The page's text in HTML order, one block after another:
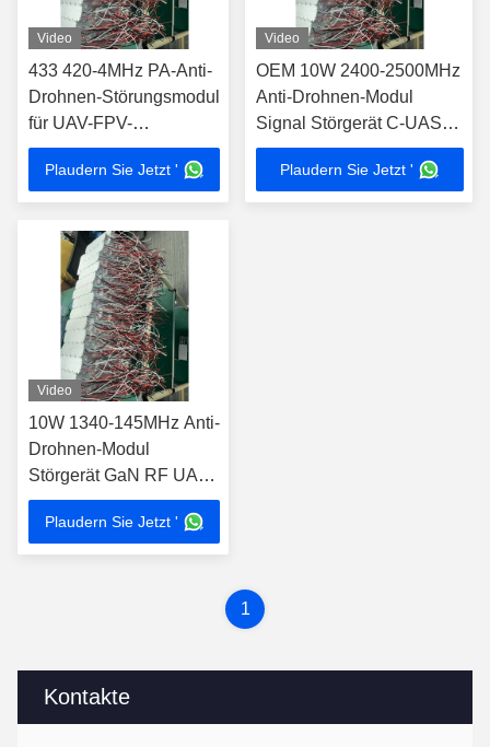
Kontakte
Video
433 420-4MHz PA-Anti-
Drohnen-Störungsmodul
für UAV-FPV-
Signalstörungen 10W
Plaudern Sie Jetzt '
Video
OEM 10W 2400-2500MHz
Anti-Drohnen-Modul
Signal Störgerät C-UAS
Lösungen
Plaudern Sie Jetzt '
Video
10W 1340-145MHz Anti-
Drohnen-Modul
Störgerät GaN RF UAV
FPV Signal Störung
Plaudern Sie Jetzt '
1